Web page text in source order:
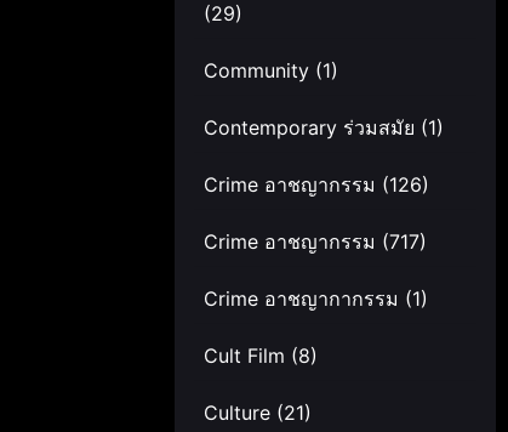
(29)
Community (1)
Contemporary ร่วมสมัย (1)
Crime อาชญากรรม (126)
Crime อาชญากรรม (717)
Crime อาชญากากรรม (1)
Cult Film (8)
Culture (21)